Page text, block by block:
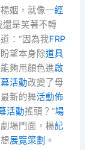
姻，就像一經
還是笑著不轉
：“因為我FRP
望本身除道具
夠用顏色進啟
活動改變了母
新的舞活動佈
活動搖頭？”場
場門面，楊記
展覽策劃 。